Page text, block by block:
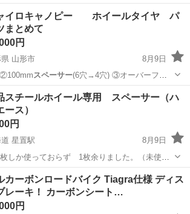
ホンダ
イロキャノピー ホイールタイヤ パ
まとめて
円
県 山形市
8月9日
スペーサー(6穴→4穴) ③オーバーフェ
ンダ
スチールホイール専用 スペーサー（ハ
ース）
円
星置駅
8月9日
しか使っておらず 1枚余りました。（未使
専用です😊タイヤ、ホイール
カーボンロードバイク Tiagra仕様 ディス
レーキ！ カーボンシート…
円